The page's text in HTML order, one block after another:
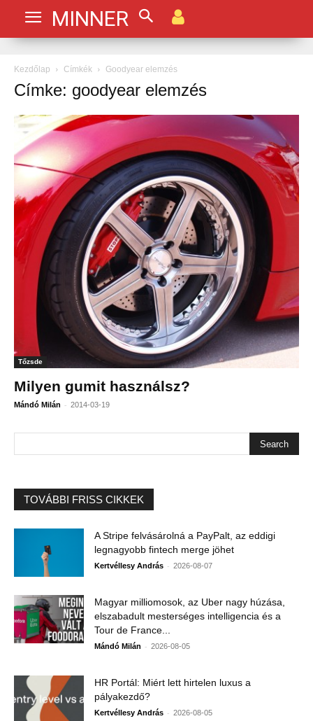
MINNER
Kezdőlap Címkék Goodyear elemzés
Címke: goodyear elemzés
Tőzsde
Milyen gumit használsz?
Mándó Milán - 2014-03-19
TOVÁBBI FRISS CIKKEK
A Stripe felvásárolná a PayPalt, az eddigi
legnagyobb fintech merge jöhet
Kertvéllesy András - 2026-08-07
Magyar milliomosok, az Uber nagy húzása,
elszabadult mesterséges intelligencia és a
Tour de France...
Mándó Milán - 2026-08-05
HR Portál: Miért lett hirtelen luxus a
pályakezdő?
Kertvéllesy András - 2026-08-05